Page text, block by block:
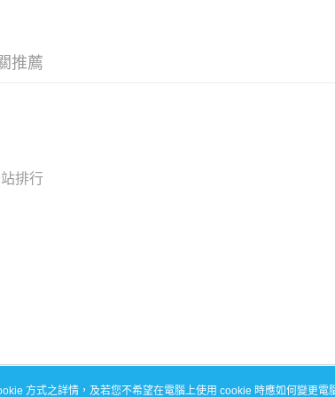
推薦
排行
方式之詳情，及若您不希望在電腦上使用 cookie 時應如何變更電